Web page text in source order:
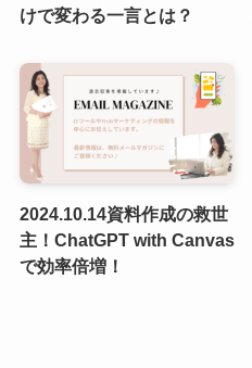
けで変わる一言とは？
2024.10.14資料作成の救世
主！ChatGPT with Canvas
で効率倍増！